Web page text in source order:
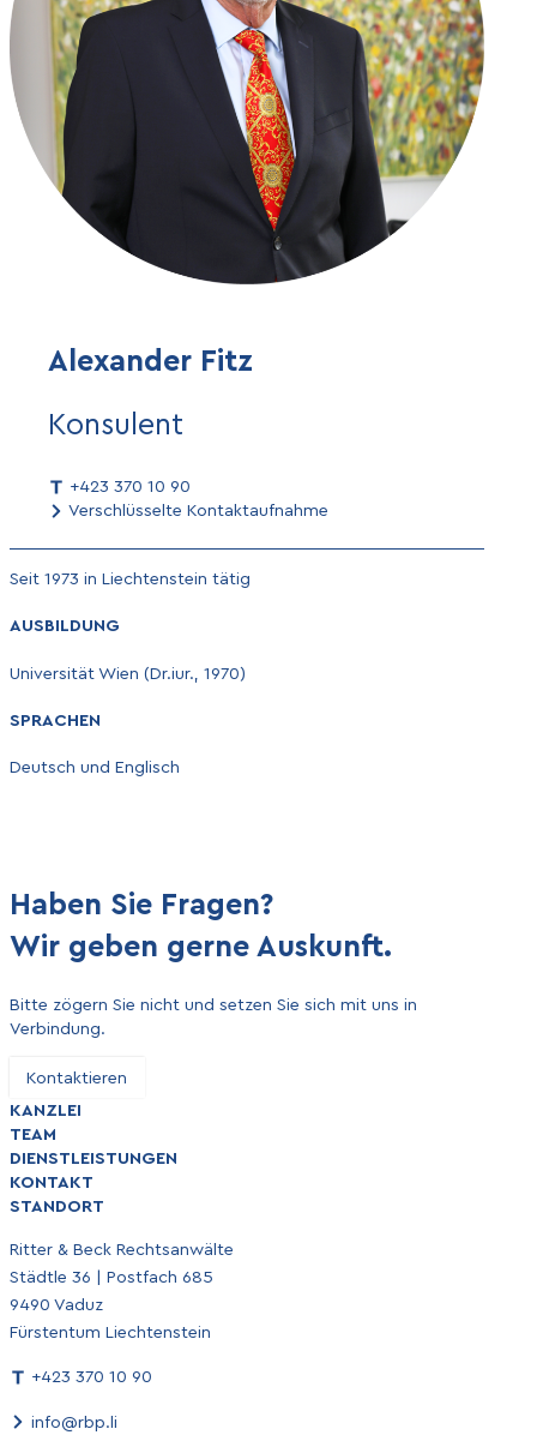
Alexander Fitz
Konsulent
+423 370 10 90
Verschlüsselte Kontaktaufnahme
Seit 1973 in Liechtenstein tätig
AUSBILDUNG
Universität Wien (Dr.iur., 1970)
SPRACHEN
Deutsch und Englisch
Haben Sie Fragen?
Wir geben gerne Auskunft.
Bitte zögern Sie nicht und setzen Sie sich mit uns in
Verbindung.
Kontaktieren
KANZLEI
TEAM
DIENSTLEISTUNGEN
KONTAKT
STANDORT
Ritter & Beck Rechtsanwälte
Städtle 36 | Postfach 685
9490 Vaduz
Fürstentum Liechtenstein
+423 370 10 90
info@rbp.li